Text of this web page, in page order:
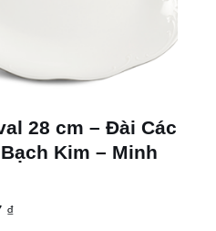
28 cm – Đài Các
Kim – Minh
₫